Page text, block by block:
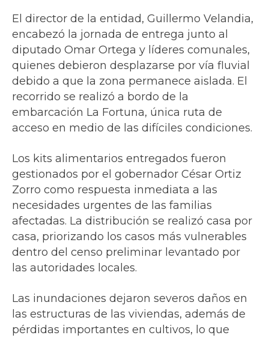
El director de la entidad, Guillermo Velandia,
encabezó la jornada de entrega junto al
diputado Omar Ortega y líderes comunales,
quienes debieron desplazarse por vía fluvial
debido a que la zona permanece aislada. El
recorrido se realizó a bordo de la
embarcación La Fortuna, única ruta de
acceso en medio de las difíciles condiciones.
Los kits alimentarios entregados fueron
gestionados por el gobernador César Ortiz
Zorro como respuesta inmediata a las
necesidades urgentes de las familias
afectadas. La distribución se realizó casa por
casa, priorizando los casos más vulnerables
dentro del censo preliminar levantado por
las autoridades locales.
Las inundaciones dejaron severos daños en
las estructuras de las viviendas, además de
pérdidas importantes en cultivos, lo que